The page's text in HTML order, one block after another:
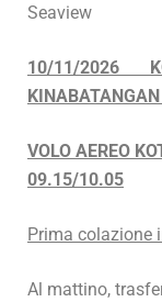
Seaview
10/11/2026
VOLO AEREO
09.15/10.05
Prima colazione
Al mattino,